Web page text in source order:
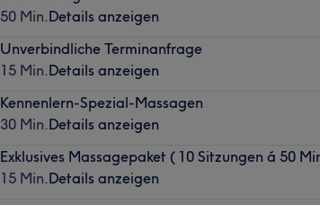
50 Min.Details anzeigen
Unverbindliche Terminanfrage
15 Min.Details anzeigen
Kennenlern-Spezial-Massagen
30 Min.Details anzeigen
Exklusives Massagepaket ( 10 Sitzungen á 50
15 Min.Details anzeigen